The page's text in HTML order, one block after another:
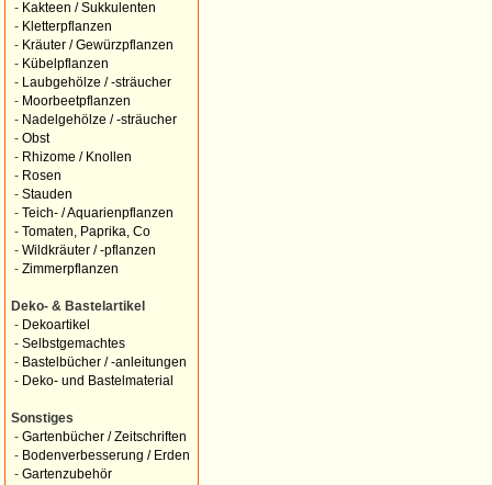
- Kakteen / Sukkulenten
- Kletterpflanzen
- Kräuter / Gewürzpflanzen
- Kübelpflanzen
-
Laubgehölze / -sträucher
- Moorbeetpflanzen
- Nadelgehölze / -sträucher
- Obst
- Rhizome / Knollen
- Rosen
- Stauden
- Teich- / Aquarienpflanzen
- Tomaten, Paprika, Co
- Wildkräuter / -pflanzen
- Zimmerpflanzen
Deko- & Bastelartikel
- Dekoartikel
- Selbstgemachtes
- Bastelbücher / -anleitungen
- Deko- und Bastelmaterial
Sonstiges
- Gartenbücher / Zeitschriften
- Bodenverbesserung / Erden
- Gartenzubehör